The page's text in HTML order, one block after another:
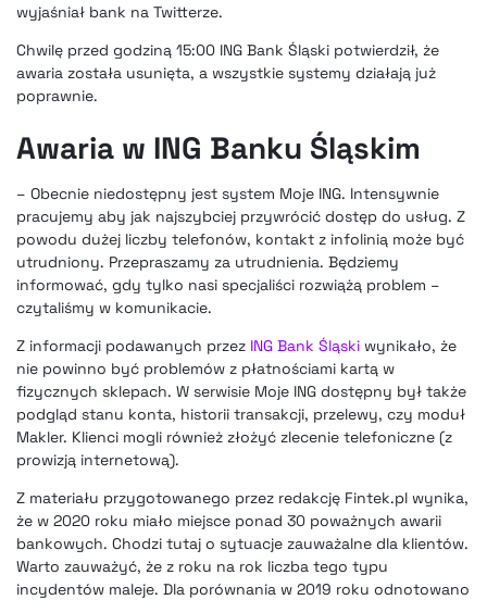
wyjaśniał bank na Twitterze.
Chwilę przed godziną 15:00 ING Bank Śląski potwierdził, że
awaria została usunięta, a wszystkie systemy działają już
poprawnie.
Awaria w ING Banku Śląskim
– Obecnie niedostępny jest system Moje ING. Intensywnie
pracujemy aby jak najszybciej przywrócić dostęp do usług. Z
powodu dużej liczby telefonów, kontakt z infolinią może być
utrudniony. Przepraszamy za utrudnienia. Będziemy
informować, gdy tylko nasi specjaliści rozwiążą problem –
czytaliśmy w komunikacie.
Z informacji podawanych przez ING Bank Śląski wynikało, że
nie powinno być problemów z płatnościami kartą w
fizycznych sklepach. W serwisie Moje ING dostępny był także
podgląd stanu konta, historii transakcji, przelewy, czy moduł
Makler. Klienci mogli również złożyć zlecenie telefoniczne (z
prowizją internetową).
Z materiału przygotowanego przez redakcję Fintek.pl wynika,
że w 2020 roku miało miejsce ponad 30 poważnych awarii
bankowych. Chodzi tutaj o sytuacje zauważalne dla klientów.
Warto zauważyć, że z roku na rok liczba tego typu
incydentów maleje. Dla porównania w 2019 roku odnotowano